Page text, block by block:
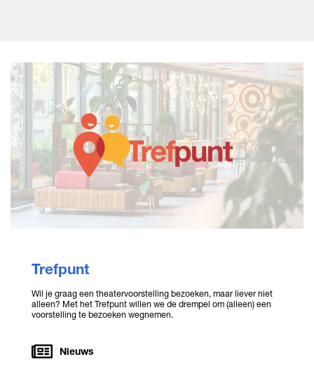
Trefpunt
Wil je graag een theatervoorstelling bezoeken, maar liever niet
alleen? Met het Trefpunt willen we de drempel om (alleen) een
voorstelling te bezoeken wegnemen.
Nieuws